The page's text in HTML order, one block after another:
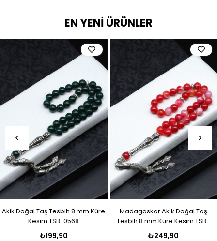
EN YENİ ÜRÜNLER
Akik Doğal Taş Tesbih 8 mm Küre
Kesim TSB-0568
₺199,90
Madagaskar Akik Doğal Taş
Tesbih 8 mm Küre Kesim TSB-
0567
₺249,90